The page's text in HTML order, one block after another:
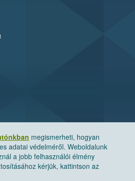
megismerheti, hogyan
adatai védelméről. Weboldalunk
a jobb felhasználói élmény
kérjük, kattintson az